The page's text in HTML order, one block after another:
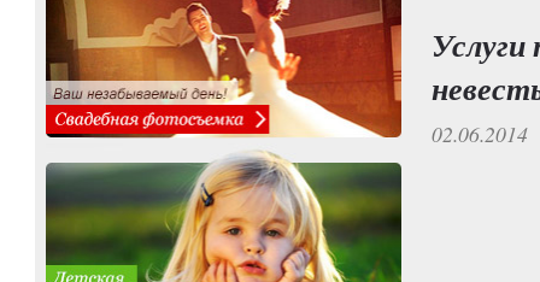
02.06.2014